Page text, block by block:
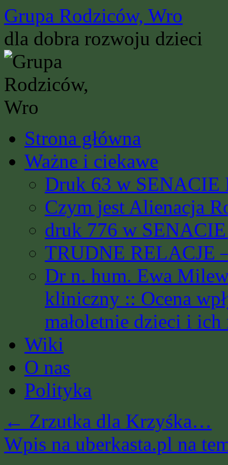
Przejdź
do
treści
Grupa Rodziców, Wro
dla dobra rozwoju dzieci
Strona główna
Ważne i ciekawe
Druk 63 w SENACIE
Czym jest Alienacja
druk 776 w
TRUDNE RELACJE
Dr n. hum. Ewa
kliniczny :: Ocena
małoletnie dzieci i
Wiki
O nas
Polityka
← Zrzutka dla Krzyśka…
Wpis na uberkasta.pl na